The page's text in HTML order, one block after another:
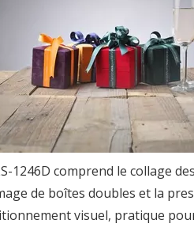
1246D comprend le collage
de boîtes doubles et la
visuel, pratique